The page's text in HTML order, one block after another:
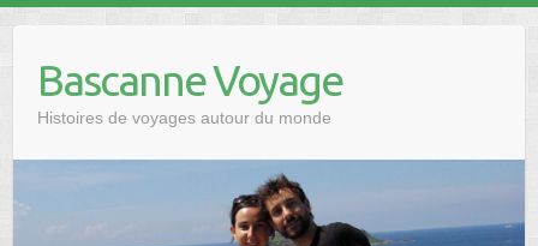
contentBascanne Voyage
Histoires de voyages autour du monde